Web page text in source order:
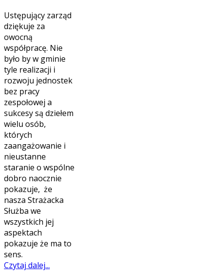
Ustępujący zarząd
dziękuje za
owocną
współpracę. Nie
było by w gminie
tyle realizacji i
rozwoju jednostek
bez pracy
zespołowej a
sukcesy są dziełem
wielu osób,
których
zaangażowanie i
nieustanne
staranie o wspólne
dobro naocznie
pokazuje, że
nasza Strażacka
Służba we
wszystkich jej
aspektach
pokazuje że ma to
sens.
Czytaj dalej...